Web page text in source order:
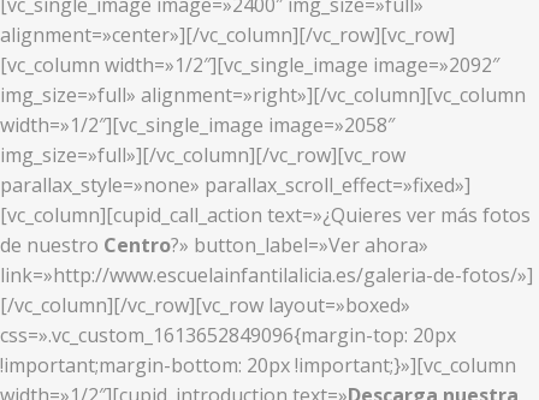
alignment=»center»][/vc_column][/vc_row][vc_row]
[vc_column width=»1/2″][vc_single_image image=»2092″
img_size=»full» alignment=»right»][/vc_column][vc_column
width=»1/2″][vc_single_image image=»2058″
img_size=»full»][/vc_column][/vc_row][vc_row
parallax_style=»none» parallax_scroll_effect=»fixed»]
[vc_column][cupid_call_action text=»¿Quieres ver más fotos
de nuestro Centro?» button_label=»Ver ahora»
link=»http://www.escuelainfantilalicia.es/galeria-de-fotos/»]
[/vc_column][/vc_row][vc_row layout=»boxed»
css=».vc_custom_1613652849096{margin-top: 20px
!important;margin-bottom: 20px !important;}»][vc_column